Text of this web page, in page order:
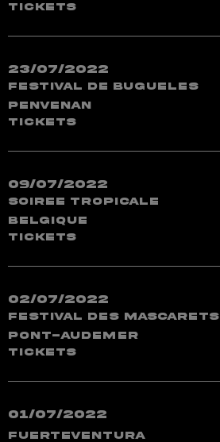
TICKETS
23/07/2022
Festival De Bugueles
Penvenan
TICKETS
09/07/2022
Soiree Tropicale
Belgique
TICKETS
02/07/2022
Festival Des Mascarets
Pont-Audemer
TICKETS
01/07/2022
Fuerteventura